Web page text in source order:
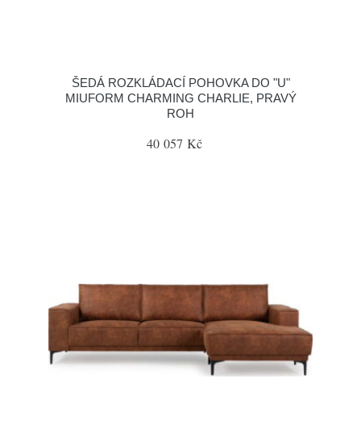
ŠEDÁ ROZKLÁDACÍ POHOVKA DO "U"
MIUFORM CHARMING CHARLIE, PRAVÝ
ROH
40 057 Kč